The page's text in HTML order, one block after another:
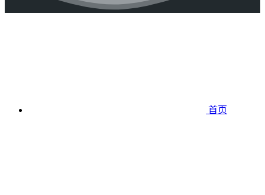
首页